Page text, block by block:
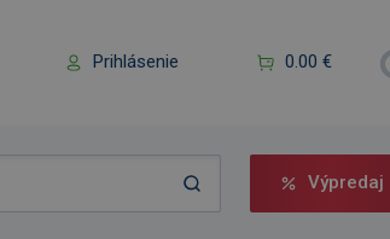
Prihlásenie 0.00 €
Výpredaj